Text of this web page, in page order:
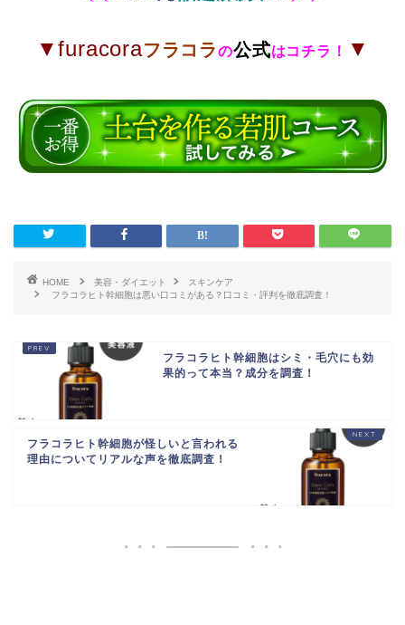
▼furacoraフラコラの公式はコチラ！ ▼
HOME 美容・ダイエット
スキンケア
フラコラヒト幹細胞は悪い口コミがある？口コミ・評判を徹底調査！
フラコラヒト幹細胞はシミ・毛穴にも効
果的って本当？成分を調査！
フラコラヒト幹細胞が怪しいと言われる
理由についてリアルな声を徹底調査！